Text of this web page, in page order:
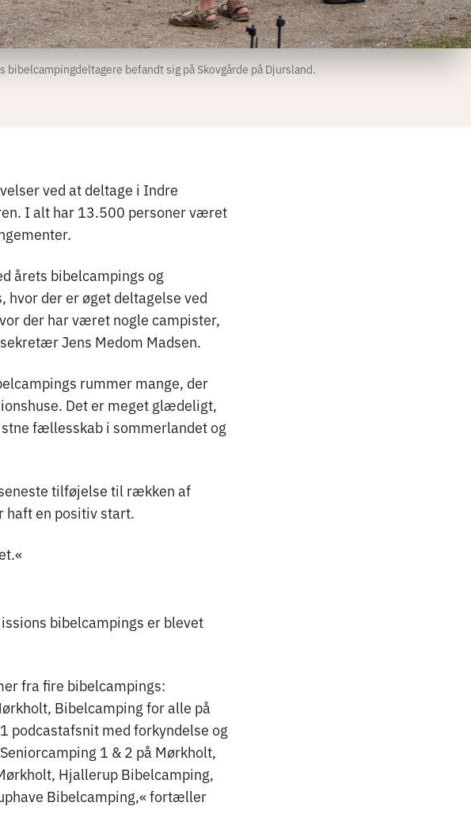
bibelcampingdeltagere befandt sig på Skovgårde på Djursland.
ved at deltage i Indre
I alt har 13.500 personer været
årets bibelcampings og
hvor der er øget deltagelse ved
der har været nogle campister,
Jens Medom Madsen.
rummer mange, der
Det er meget glædeligt,
fællesskab i sommerlandet og
tilføjelse til rækken af
haft en positiv start.
bibelcampings er blevet
fra fire bibelcampings:
Bibelcamping for alle på
podcastafsnit med forkyndelse og
1 & 2 på Mørkholt,
Hjallerup Bibelcamping,
Bibelcamping,« fortæller